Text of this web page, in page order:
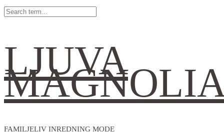
LJUVA
FAMILJELIV INREDNING MODE